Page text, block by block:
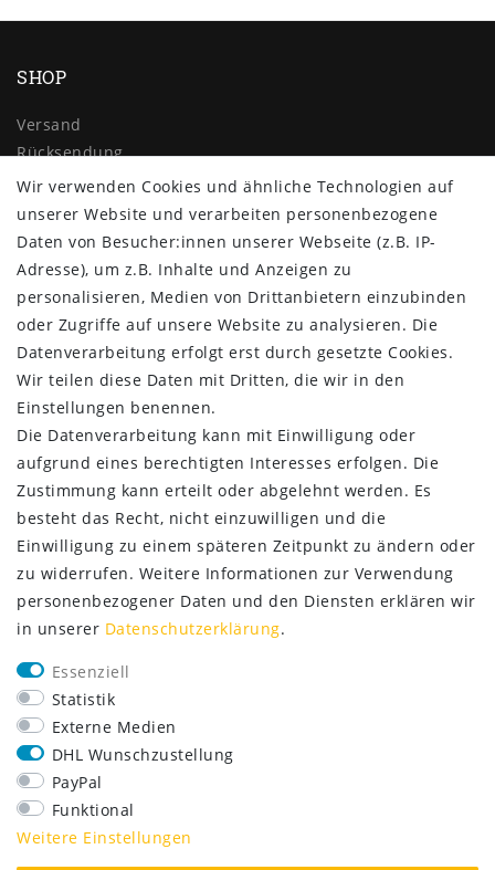
SHOP
Versand
Rücksendung
Widerrufs­recht
Impressum
Daten­schutz­erklärung
AGB
Kontakt
ZAHLUNG & VERSAND
SERVICE
Lieferung nur 2,95 €
Rücksendung kostenfrei
14 Tage Rückgaberecht
Kurze Lieferzeit
FOLGE UNS
Wir verwenden Cookies und ähnliche Technologien auf
unserer Website und verarbeiten personenbezogene
Daten von Besucher:innen unserer Webseite (z.B. IP-
Adresse), um z.B. Inhalte und Anzeigen zu
personalisieren, Medien von Drittanbietern einzubinden
oder Zugriffe auf unsere Website zu analysieren. Die
Datenverarbeitung erfolgt erst durch gesetzte Cookies.
Wir teilen diese Daten mit Dritten, die wir in den
Einstellungen benennen.
Die Datenverarbeitung kann mit Einwilligung oder
aufgrund eines berechtigten Interesses erfolgen. Die
Zustimmung kann erteilt oder abgelehnt werden. Es
besteht das Recht, nicht einzuwilligen und die
Einwilligung zu einem späteren Zeitpunkt zu ändern oder
zu widerrufen. Weitere Informationen zur Verwendung
personenbezogener Daten und den Diensten erklären wir
in unserer Daten­schutz­erklärung.
Essenziell
Statistik
Externe Medien
DHL Wunschzustellung
PayPal
Funktional
Weitere Einstellungen